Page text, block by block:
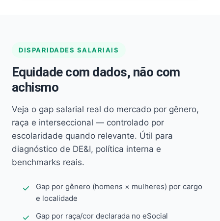
DISPARIDADES SALARIAIS
Equidade com dados, não com
achismo
Veja o gap salarial real do mercado por gênero,
raça e interseccional — controlado por
escolaridade quando relevante. Útil para
diagnóstico de DE&I, política interna e
benchmarks reais.
Gap por gênero (homens × mulheres) por cargo
e localidade
Gap por raça/cor declarada no eSocial